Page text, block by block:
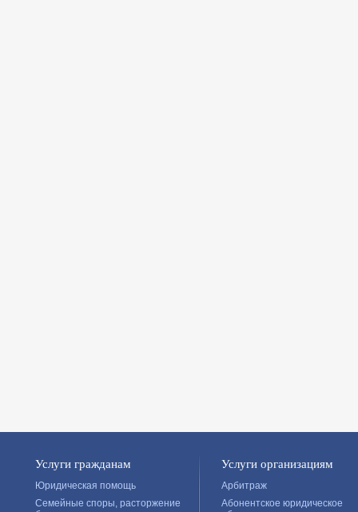
Услуги гражданам
Юридическая помощь
Семейные споры, расторжение
Услуги организациям
Арбитраж
Абонентское юридическое